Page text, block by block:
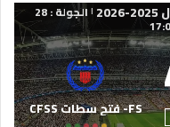
| الجولة : 28
FS- فتح سطات CFSS